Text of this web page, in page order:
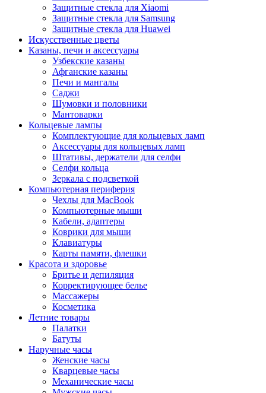
Защитные стекла для Xiaomi
Защитные стекла для Samsung
Защитные стекла для Huawei
Искусственные цветы
Казаны, печи и аксессуары
Узбекские казаны
Афганские казаны
Печи и мангалы
Саджи
Шумовки и половники
Мантоварки
Кольцевые лампы
Комплектующие для кольцевых ламп
Аксессуары для кольцевых ламп
Штативы, держатели для селфи
Селфи кольца
Зеркала с подсветкой
Компьютерная периферия
Чехлы для MacBook
Компьютерные мыши
Кабели, адаптеры
Коврики для мыши
Клавиатуры
Карты памяти, флешки
Красота и здоровье
Бритье и депиляция
Корректирующее белье
Массажеры
Косметика
Летние товары
Палатки
Батуты
Наручные часы
Женские часы
Кварцевые часы
Механические часы